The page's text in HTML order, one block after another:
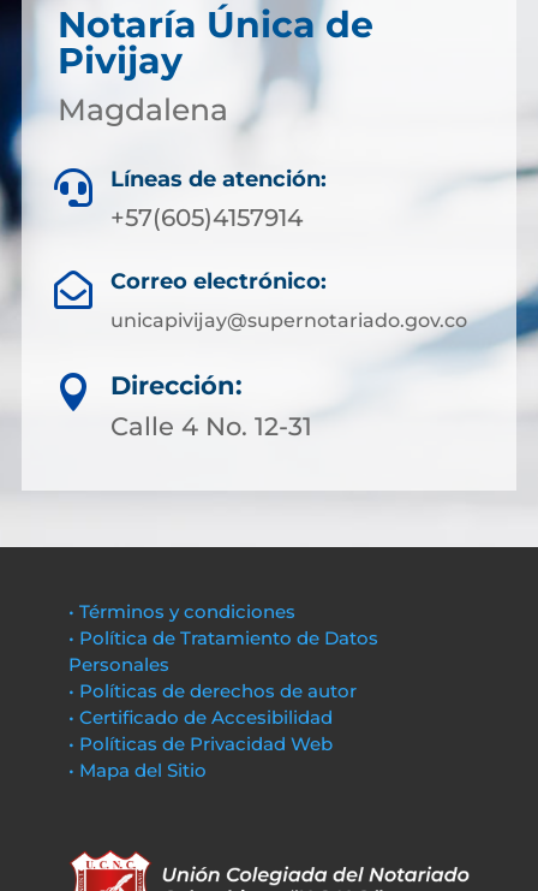
Notaría Única de
Pivijay
Magdalena
 Líneas de atención:
+57(605)4157914
 Correo electrónico:
unicapivijay@supernotariado.gov.co

Dirección:
Calle 4 No. 12-31
• Términos y condiciones
• Política de Tratamiento de Datos
Personales
• Políticas de derechos de autor
• Certificado de Accesibilidad
• Políticas de Privacidad Web
• Mapa del Sitio